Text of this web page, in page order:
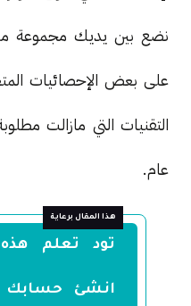
نضع بين يديك مجموعة من
على بعض الإحصائيات
التقنيات التي مازالت
عام.
تود تعلم هذه
انشئ حسابك